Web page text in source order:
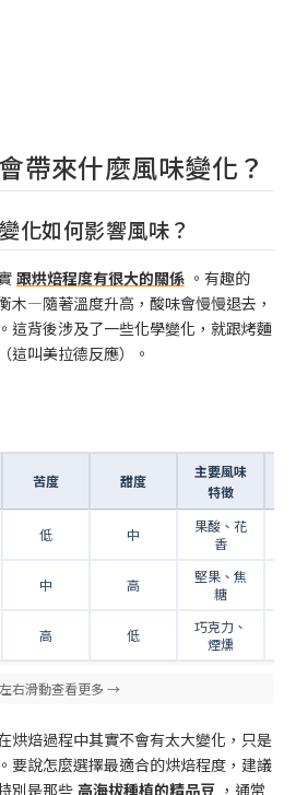
帶來什麼風味變化？
化如何影響風味？
跟烘焙程度有很大的關係 。有趣的
木—隨著溫度升高，酸味會慢慢退去，
這背後涉及了一些化學變化，就跟烤麵
這叫美拉德反應）。
苦度 甜度
主要風味
特徵
低 中
果酸、花
香
中 高
堅果、焦
糖
高 低
巧克力、
煙燻
烘焙過程中其實不會有太大變化，只是
要說怎麼選擇最適合的烘焙程度，建議
別是那些 高海拔種植的精品豆 ，通常